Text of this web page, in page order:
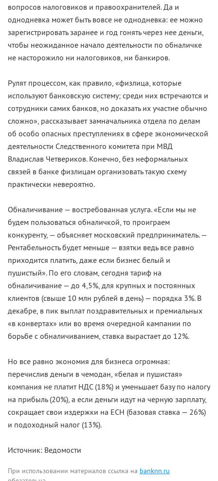
вопросов налоговиков и правоохранителей. Да и
однодневка может быть вовсе не однодневка: ее можно
зарегистрировать заранее и год гонять через нее деньги,
чтобы неожиданное начало деятельности по обналичке
не насторожило ни налоговиков, ни банкиров.
Рулят процессом, как правило, «физлица, которые
используют банковскую систему; среди них встречаются и
сотрудники самих банков, но доказать их участие обычно
сложно», рассказывает замначальника отдела по делам
об особо опасных преступлениях в сфере экономической
деятельности Следственного комитета при МВД
Владислав Четвериков. Конечно, без неформальных
связей в банке физлицам организовать такую схему
практически невероятно.
Обналичивание — востребованная услуга. «Если мы не
будем пользоваться обналичкой, то проиграем
конкуренту, — объясняет московский предприниматель. —
Рентабельность будет меньше — взятки ведь все равно
приходится платить, даже если бизнес белый и
пушистый». По его словам, сегодня тариф на
обналичивание — до 4,5%, для крупных и постоянных
клиентов (свыше 10 млн рублей в день) — порядка 3%. В
декабре, в пик выплат поздравительных и премиальных
«в конвертах» или во время очередной кампании по
борьбе с обналичиванием, ставка вырастает до 12%.
Но все равно экономия для бизнеса огромная:
перечислив деньги в чемодан, «белая и пушистая»
компания не платит НДС (18%) и уменьшает базу по налогу
на прибыль (20%), а если деньги идут на черную зарплату,
сокращает свои издержки на ЕСН (базовая ставка — 26%)
и подоходный налог (13%).
Источник: Ведомости
При использовании материалов ссылка на banknn.ru